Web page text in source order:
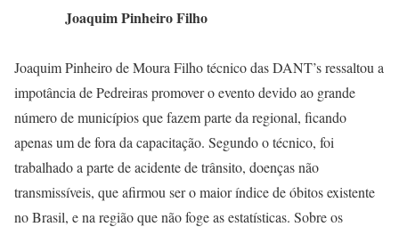
Joaquim Pinheiro Filho
Joaquim Pinheiro de Moura Filho técnico das DANT’s ressaltou a
impotância de Pedreiras promover o evento devido ao grande
número de municípios que fazem parte da regional, ficando
apenas um de fora da capacitação. Segundo o técnico, foi
trabalhado a parte de acidente de trânsito, doenças não
transmissíveis, que afirmou ser o maior índice de óbitos existente
no Brasil, e na região que não foge as estatísticas. Sobre os